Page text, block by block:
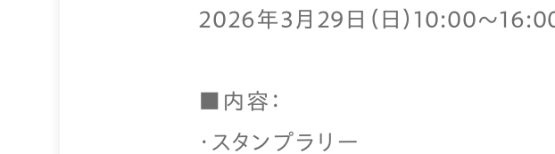
2026年3月29日（日）10:00～
■内容：
・スタンプラリー